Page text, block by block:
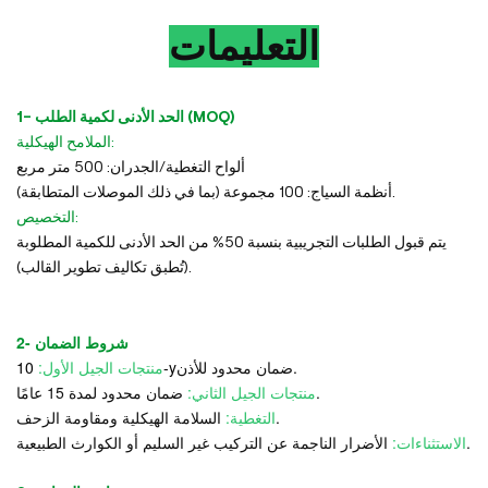
التعليمات
1- الحد الأدنى لكمية الطلب (MOQ)
الملامح الهيكلية:
ألواح التغطية/الجدران: 500 متر مربع
أنظمة السياج: 100 مجموعة (بما في ذلك الموصلات المتطابقة).
التخصيص:
يتم قبول الطلبات التجريبية بنسبة 50% من الحد الأدنى للكمية المطلوبة
(تُطبق تكاليف تطوير القالب).
2- شروط الضمان
منتجات الجيل الأول: 10 -y
ضمان محدود للأذن.
منتجات الجيل الثاني:ضمان محدود لمدة 15 عامًا.
التغطية:السلامة الهيكلية ومقاومة الزحف.
الاستثناءات:الأضرار الناجمة عن التركيب غير السليم أو الكوارث الطبيعية.